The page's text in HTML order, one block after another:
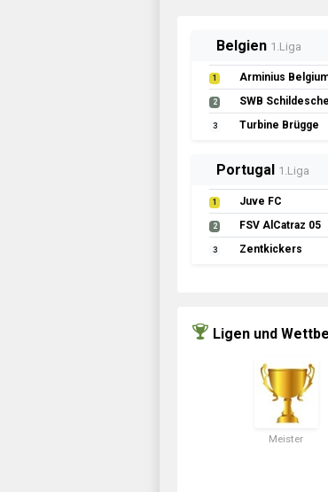
Belgien 1.Liga
1 Arminius
2 SWB
3 Turbine Brügge
Portugal 1.Liga
1 Juve FC
2 FSV AlCatraz 05
3 Zentkickers
Ligen und
Meister